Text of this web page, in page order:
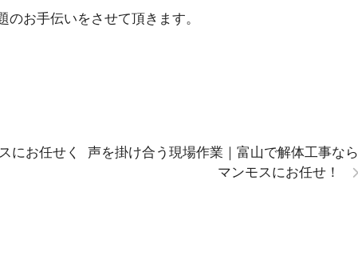
お手伝いをさせて頂きます。
にお任せく
声を掛け合う現場作業｜富山で解体工事なら
マンモスにお任せ！